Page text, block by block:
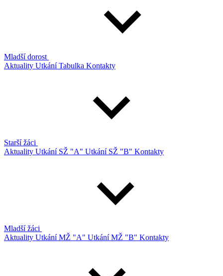
Mladší dorost
Aktuality UtkáníTabulka Kontakty
Starší žáci
Aktuality Utkání SŽ "A" Utkání SŽ "B" Kontakty
Mladší žáci
Aktuality Utkání MŽ "A" Utkání MŽ "B" Kontakty